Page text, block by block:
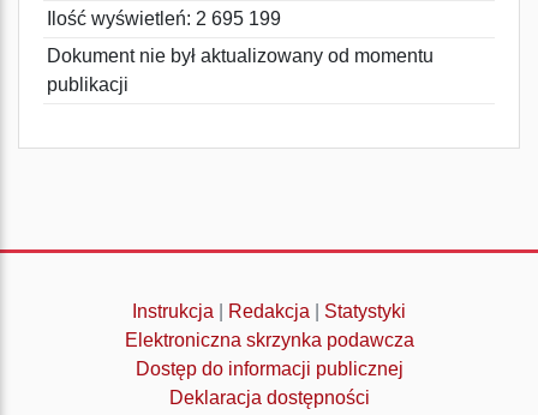
Ilość wyświetleń: 2 695 199
Dokument nie był aktualizowany od momentu
publikacji
Instrukcja Redakcja
Statystyki
Elektroniczna skrzynka podawcza
Dostęp do informacji publicznej
Deklaracja dostępności